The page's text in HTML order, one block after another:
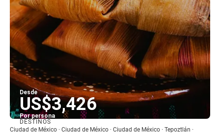
Desde
US$3,426
Por persona
Ver
DESTINOS
Ciudad de México · Ciudad de México · Ciudad de México · Tepoztlán ·